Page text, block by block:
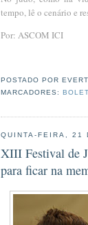
tempo, lê o cenário e
Por: ASCOM ICI
POSTADO POR
MARCADORES:
QUINTA-FEIRA, 21
XIII Festival de
para ficar na